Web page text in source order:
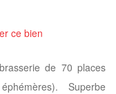
ce bien
de 70 places
Superbe